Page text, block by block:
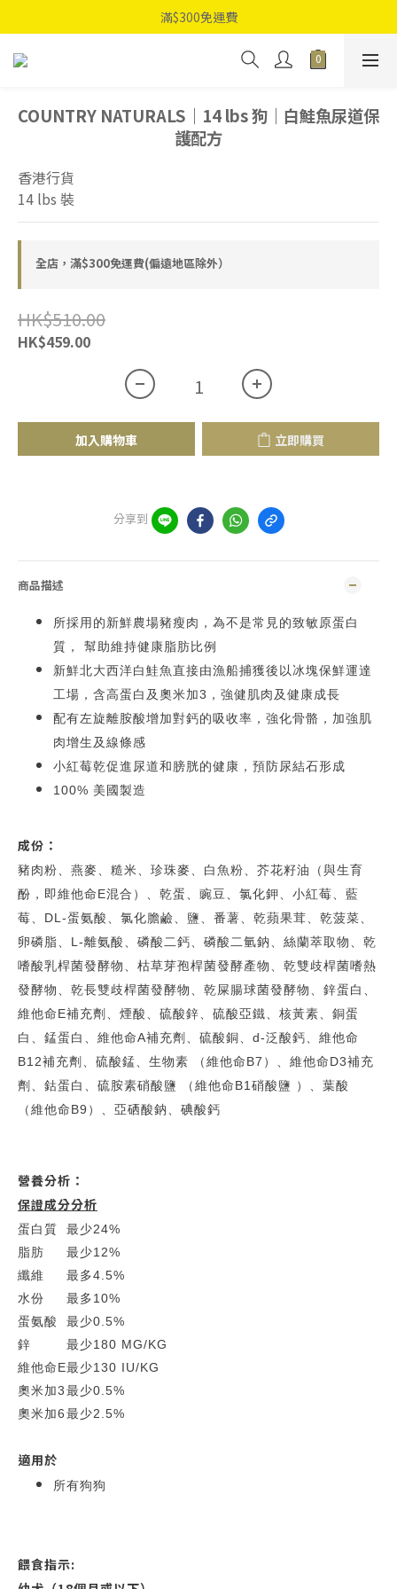
滿$300免運費
COUNTRY NATURALS｜14 lbs 狗｜白鮭魚尿道保
護配方
香港行貨
14 lbs 裝
全店，滿$300免運費(偏遠地區除外）
HK$510.00
HK$459.00
加入購物車 立即購買
分享到
商品描述
所採用的新鮮農場豬瘦肉，為不是常見的致敏原蛋白
質， 幫助維持健康脂肪比例
新鮮北大西洋白鮭魚直接由漁船捕獲後以冰塊保鮮運達
工場，含高蛋白及奧米加3，強健肌肉及健康成長
配有左旋離胺酸增加對鈣的吸收率，強化骨骼，加強肌
肉增生及線條感
小紅莓乾促進尿道和膀胱的健康，預防尿結石形成
100% 美國製造
成份：
豬肉粉、燕麥、糙米、珍珠麥、白魚粉、芥花籽油（與生育
酚，即維他命E混合）、乾蛋、豌豆、氯化鉀、小紅莓、藍
莓、DL-蛋氨酸、氯化膽鹼、鹽、番薯、乾蘋果茸、乾菠菜、
卵磷脂、L-離氨酸、磷酸二鈣、磷酸二氫鈉、絲蘭萃取物、乾
嗜酸乳桿菌發酵物、枯草芽孢桿菌發酵產物、乾雙歧桿菌嗜熱
發酵物、乾長雙歧桿菌發酵物、乾屎腸球菌發酵物、鋅蛋白、
維他命E補充劑、煙酸、硫酸鋅、硫酸亞鐵、核黃素、銅蛋
白、錳蛋白、維他命A補充劑、硫酸銅、d-泛酸鈣、維他命
B12補充劑、硫酸錳、生物素 （維他命B7）、維他命D3補充
劑、鈷蛋白、硫胺素硝酸鹽 （維他命B1硝酸鹽 ）、葉酸
（維他命B9）、亞硒酸鈉、碘酸鈣
營養分析：
保證成分分析
蛋白質 最少24%
脂肪
最少12%
纖維
最多4.5%
水份
最多10%
蛋氨酸
最少0.5%
鋅
最少180 MG/KG
維他命E最少130 IU/KG
奧米加3最少0.5%
奧米加6最少2.5%
適用於
所有狗狗
餵食指示: